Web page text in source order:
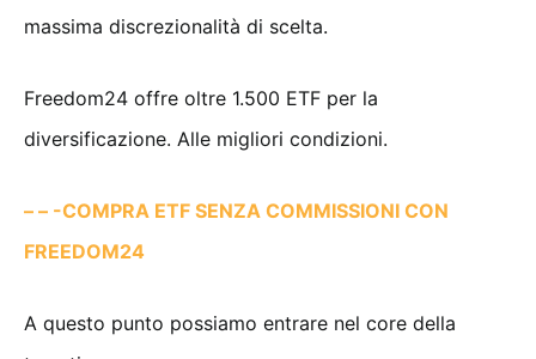
massima discrezionalità di scelta.
Freedom24 offre oltre 1.500 ETF per la
diversificazione. Alle migliori condizioni.
– – -COMPRA ETF SENZA COMMISSIONI CON
FREEDOM24
A questo punto possiamo entrare nel core della